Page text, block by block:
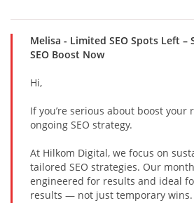
SVATÝ VÁCLAV
20.10. DEN STROMŮ
HALLOWEEN
DUŠIČKY
SVATÝ MARTIN
Melisa - Limited SEO Spots Left –
SEO Boost Now
Hi,
If you’re serious about boost your
ongoing SEO strategy.
At Hilkom Digital, we focus on
tailored SEO strategies. Our
engineered for results and ideal
results — not just temporary wins.